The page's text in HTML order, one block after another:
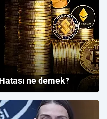
ne demek?